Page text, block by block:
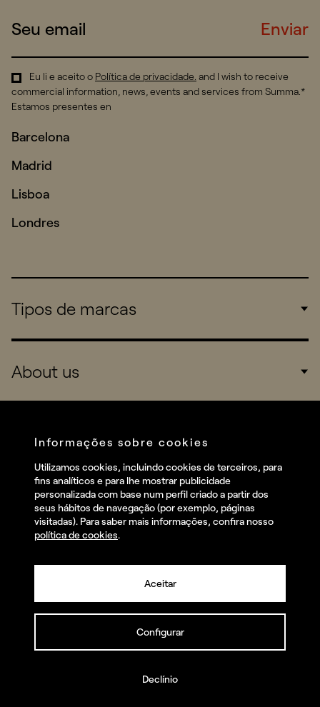
Enviar
Eu li e aceito o Política de privacidade. and I wish to receive
commercial information, news, events and services from Summa.*
Estamos presentes en
Barcelona
Madrid
Lisboa
Londres
Tipos de marcas
Consumers
Startups
About us
Services
Talent
Contact
Linkedin
Instagram
Facebook
© summa.es Todos os direitos reservados.
Informações sobre cookies
Utilizamos cookies, incluindo cookies de terceiros, para
fins analíticos e para lhe mostrar publicidade
personalizada com base num perfil criado a partir dos
seus hábitos de navegação (por exemplo, páginas
visitadas). Para saber mais informações, confira nosso
política de cookies.
Aceitar
Configurar
Declínio